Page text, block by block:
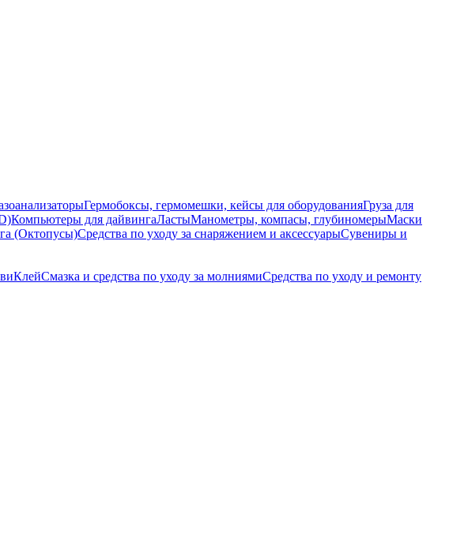
Гермобоксы, гермомешки, кейсы для оборудованияГруза для
Компьютеры для дайвингаЛастыМанометры, компасы, глубиномерыМаски
(Октопусы)Средства по уходу за снаряжением и аксессуарыСувениры и
КлейСмазка и средства по уходу за молниямиСредства по уходу и ремонту